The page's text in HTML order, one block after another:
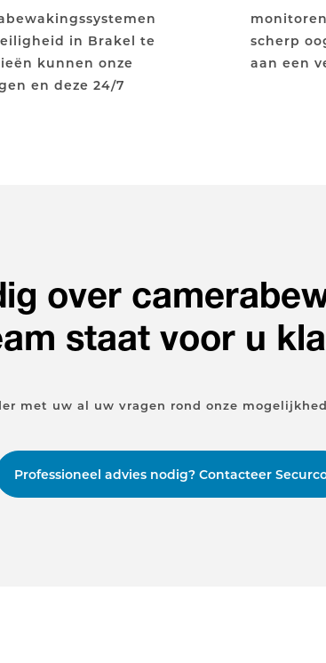
in Brakel te
kunnen onze
en deze 24/7
in staat om een
wat bijdraagt
aan een
over
staat voor u
met uw al uw vragen rond onze
Professioneel advies nodig? Contacteer